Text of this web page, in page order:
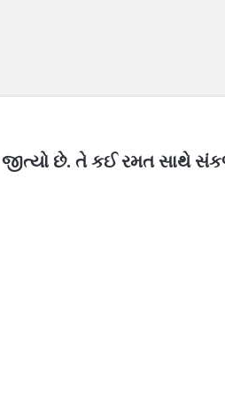
જીત્યો છે. તે કઈ રમત સાથે